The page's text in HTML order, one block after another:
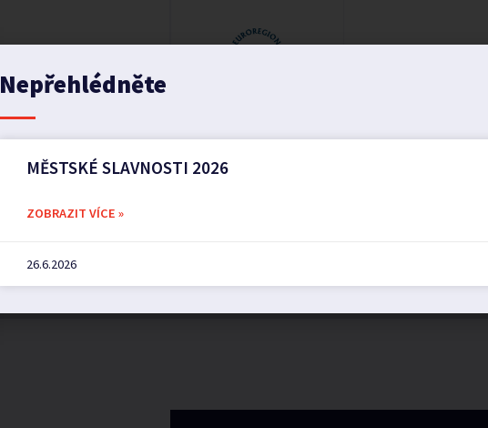
Nepřehlédněte
MĚSTSKÉ SLAVNOSTI 2026
ZOBRAZIT VÍCE »
26.6.2026